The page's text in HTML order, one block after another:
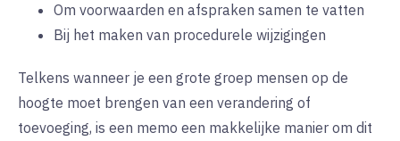
Om voorwaarden en afspraken samen te vatten
Bij het maken van procedurele wijzigingen
Telkens wanneer je een grote groep mensen op de
hoogte moet brengen van een verandering of
toevoeging, is een memo een makkelijke manier om dit